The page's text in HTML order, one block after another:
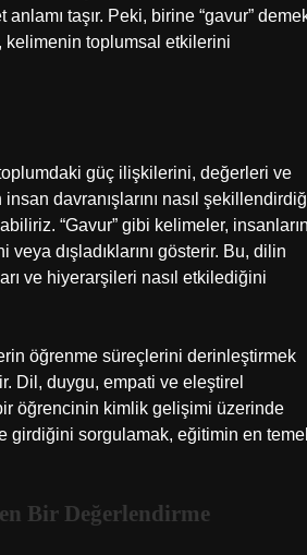
taşır. Peki, birine “gavur”
kelimenin toplumsal etkilerini
güç ilişkilerini, değerleri ve
davranışlarını nasıl
“Gavur” gibi kelimeler,
veya dışladıklarını gösterir. Bu, dilin
ve hiyerarşileri nasıl etkilediğini
öğrenme süreçlerini derinleştirmek
Dil, duygu, empati ve eleştirel
öğrencinin kimlik gelişimi üzerinde
girdiğini sorgulamak, eğitimin en
Bir Değerlendirme